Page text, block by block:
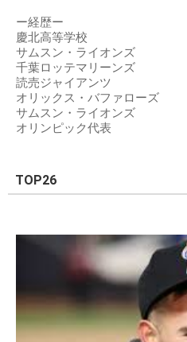
ー経歴ー
慶北高等学校
サムスン・ライオンズ
千葉ロッテマリーンズ
読売ジャイアンツ
オリックス・バファローズ
サムスン・ライオンズ
オリンピック代表
TOP26